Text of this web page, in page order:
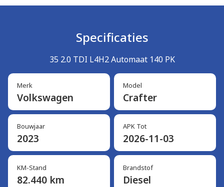
Specificaties
35 2.0 TDI L4H2 Automaat 140 PK
Merk
Volkswagen
Model
Crafter
Bouwjaar
2023
APK Tot
2026-11-03
KM-Stand
82.440 km
Brandstof
Diesel